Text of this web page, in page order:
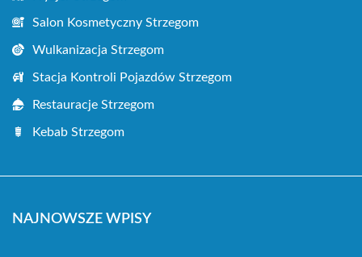
Salon Kosmetyczny Strzegom
Wulkanizacja Strzegom
Stacja Kontroli Pojazdów Strzegom
Restauracje Strzegom
Kebab Strzegom
NAJNOWSZE WPISY